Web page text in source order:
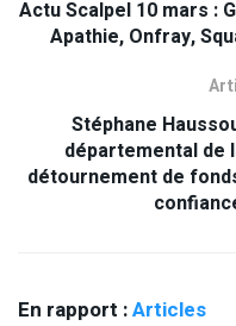
Actu Scalpel 10 mars :
Apathie, Onfray,
Stéphane
départemental de
détournement de
En rapport :Articles